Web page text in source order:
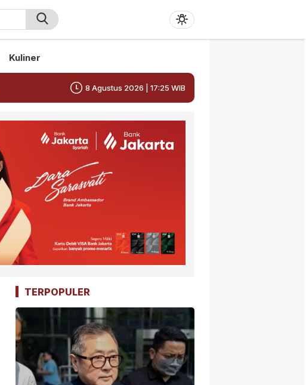
Kuliner
8 Agustus 2026 | 17:25 WIB
TERPOPULER